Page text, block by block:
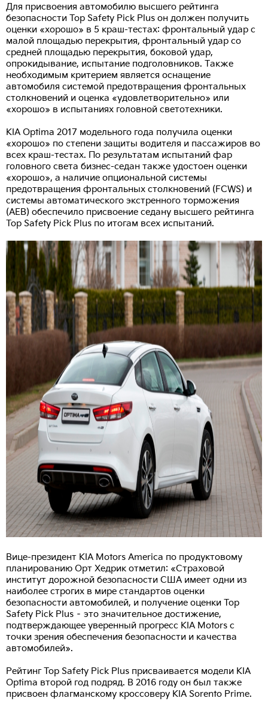
Для присвоения автомобилю высшего рейтинга
безопасности Top Safety Pick Plus он должен получить
оценки «хорошо» в 5 краш-тестах: фронтальный удар с
малой площадью перекрытия, фронтальный удар со
средней площадью перекрытия, боковой удар,
опрокидывание, испытание подголовников. Также
необходимым критерием является оснащение
автомобиля системой предотвращения фронтальных
столкновений и оценка «удовлетворительно» или
«хорошо» в испытаниях головной светотехники.
KIA Optima 2017 модельного года получила оценки
«хорошо» по степени защиты водителя и пассажиров во
всех краш-тестах. По результатам испытаний фар
головного света бизнес-седан также удостоен оценки
«хорошо», а наличие опциональной системы
предотвращения фронтальных столкновений (FCWS) и
системы автоматического экстренного торможения
(АЕВ) обеспечило присвоение седану высшего рейтинга
Top Safety Pick Plus по итогам всех испытаний.
Вице-президент KIA Motors America по продуктовому
планированию Орт Хедрик отметил: «Страховой
институт дорожной безопасности США имеет одни из
наиболее строгих в мире стандартов оценки
безопасности автомобилей, и получение оценки Top
Safety Pick Plus – это значительное достижение,
подтверждающее уверенный прогресс KIA Motors с
точки зрения обеспечения безопасности и качества
автомобилей».
Рейтинг Top Safety Pick Plus присваивается модели KIA
Optima второй год подряд. В 2016 году он был также
присвоен флагманскому кроссоверу KIA Sorento Prime.